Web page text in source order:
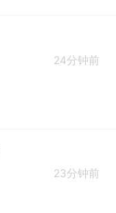
24分钟前
23分钟前